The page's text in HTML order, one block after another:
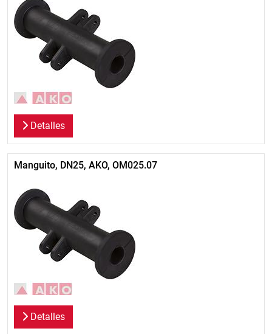
Detalles
Manguito, DN25, AKO, OM025.07
Detalles